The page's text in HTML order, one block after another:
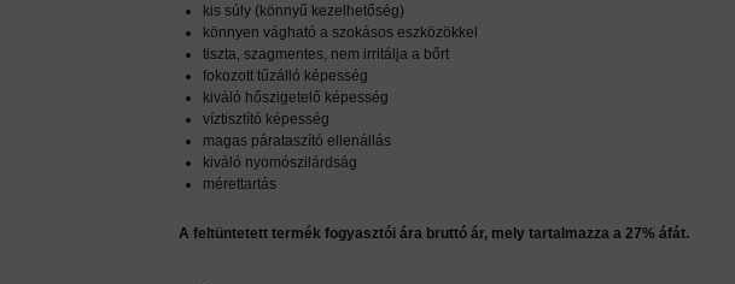
kis súly (könnyű kezelhetőség)
könnyen vágható a szokásos eszközökkel
tiszta, szagmentes, nem irritálja a bőrt
fokozott tűzálló képesség
kiváló hőszigetelő képesség
víztisztító képesség
magas párataszító ellenállás
kiváló nyomószilárdság
mérettartás
A feltüntetett termék fogyasztói ára bruttó ár, mely tartalmazza a 27% áfát.